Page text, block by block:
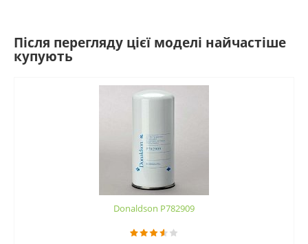
Після перегляду цієї моделі найчастіше
купують
Donaldson P782909